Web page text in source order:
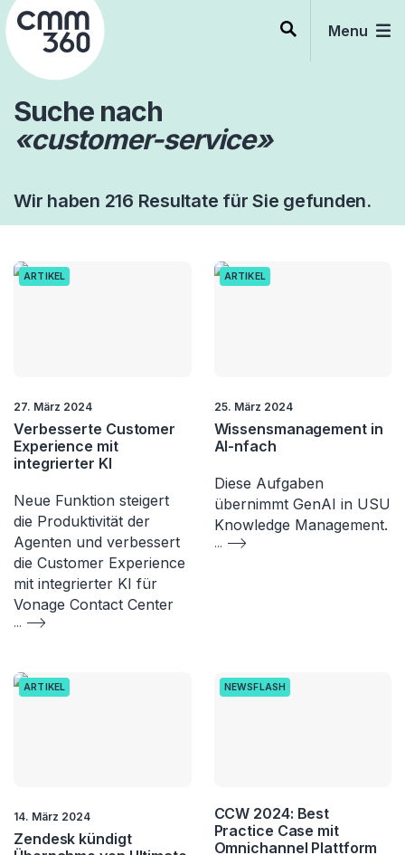
Skip
to
content
Menu
Suche nach
«customer-service»
Wir haben 216 Resultate für Sie gefunden.
ARTIKEL
27. März 2024
Verbesserte Customer
Experience mit
integrierter KI
Neue Funktion steigert
die Produktivität der
Agenten und verbessert
die Customer Experience
mit integrierter KI für
Vonage Contact Center
...
ARTIKEL
25. März 2024
Wissensmanagement in
AI-nfach
Diese Aufgaben
übernimmt GenAI in USU
Knowledge Management.
...
ARTIKEL
14. März 2024
Zendesk kündigt
NEWSFLASH
CCW 2024: Best
Practice Case mit
Omnichannel Plattform